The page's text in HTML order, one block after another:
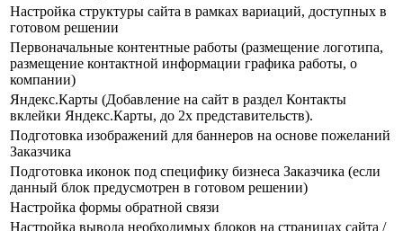
Настройка структуры сайта в рамках вариаций, доступных в
готовом решении
Первоначальные контентные работы (размещение логотипа,
размещение контактной информации графика работы, о
компании)
Яндекс.Карты (Добавление на сайт в раздел Контакты
вклейки Яндекс.Карты, до 2х представительств).
Подготовка изображений для баннеров на основе пожеланий
Заказчика
Подготовка иконок под специфику бизнеса Заказчика (если
данный блок предусмотрен в готовом решении)
Настройка формы обратной связи
Настройка вывода необходимых блоков на страницах сайта /